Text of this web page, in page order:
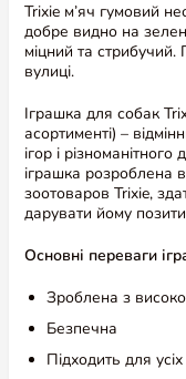
Trixie м’яч гумовий
добре видно на
міцний та стрибучий.
вулиці.
Іграшка для собак
асортименті) –
ігор і
іграшка розроблена
зоотоваров Trixie,
дарувати йому
Основні переваги
Зроблена з
Безпечна
Підходить для усіх